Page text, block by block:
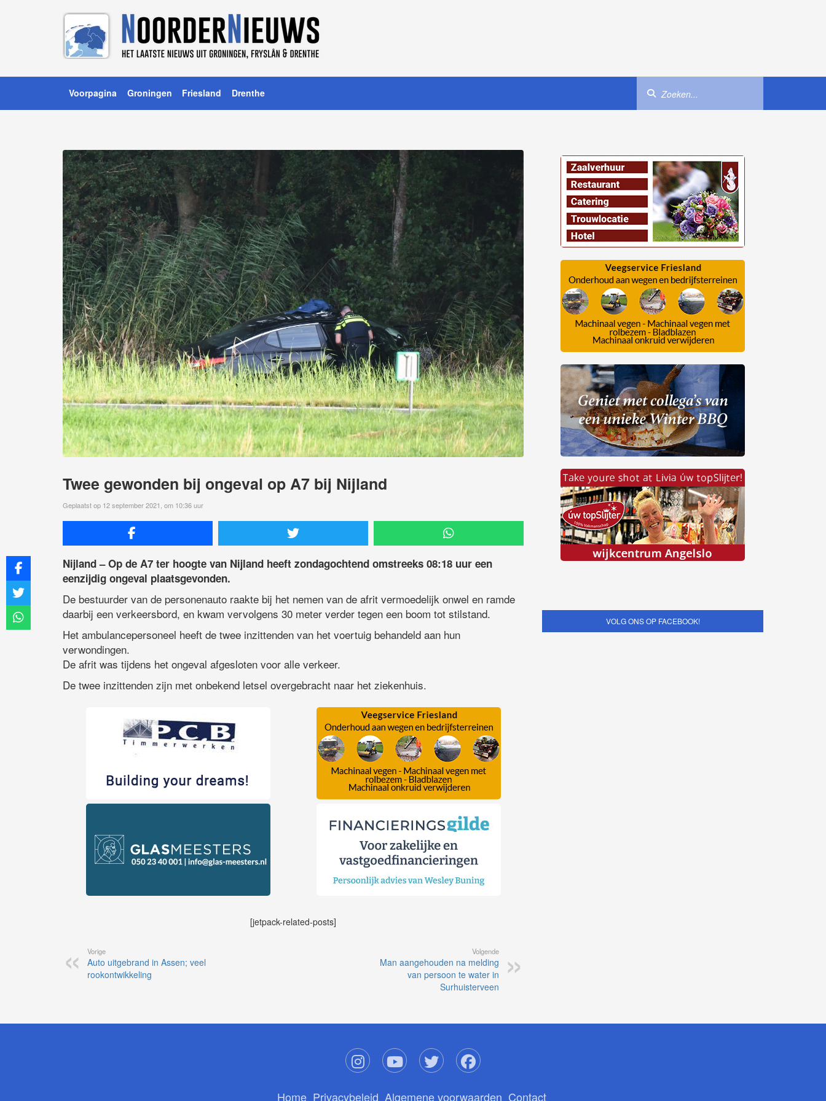
Voorpagina Groningen Friesland Drenthe
Twee gewonden bij ongeval op A7 bij Nijland
Geplaatst op 12 september 2021, om 10:36 uur
Nijland – Op de A7 ter hoogte van Nijland heeft zondagochtend omstreeks 08:18 uur een
eenzijdig ongeval plaatsgevonden.
De bestuurder van de personenauto raakte bij het nemen van de afrit vermoedelijk onwel en ramde
daarbij een verkeersbord, en kwam vervolgens 30 meter verder tegen een boom tot stilstand.
Het ambulancepersoneel heeft de twee inzittenden van het voertuig behandeld aan hun
verwondingen.
De afrit was tijdens het ongeval afgesloten voor alle verkeer.
De twee inzittenden zijn met onbekend letsel overgebracht naar het ziekenhuis.
[jetpack-related-posts]
Vorige
Auto uitgebrand in Assen; veel
rookontwikkeling
Volgende
Man aangehouden na melding
van persoon te water in
Surhuisterveen
VOLG ONS OP FACEBOOK!
Home Privacybeleid Algemene voorwaarden Contact